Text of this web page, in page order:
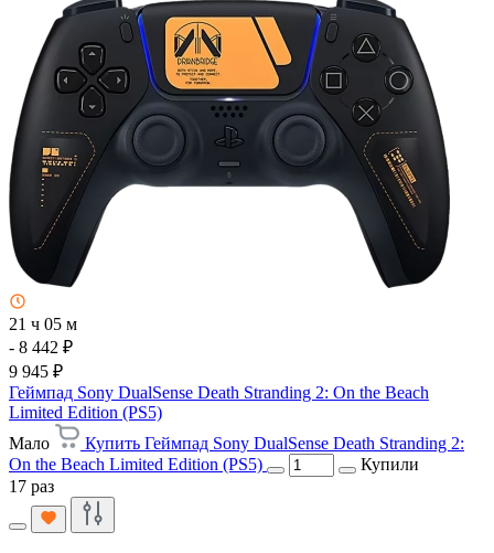
21 ч 05 м
- 8 442 ₽
9 945 ₽
Геймпад Sony DualSense Death Stranding 2: On the Beach
Limited Edition (PS5)
Мало
Купить Геймпад Sony DualSense Death Stranding 2:
On the Beach Limited Edition (PS5)
Купили
17 раз